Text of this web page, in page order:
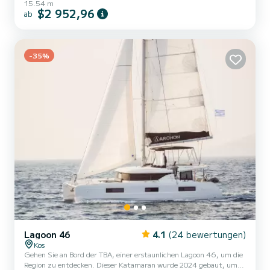
Kabinen mit allem Komfort und eine Kapazität von 10 Personen.
Mit einer Gesamtlänge von 16 Metern wird es Ihr perfekter
verfügt über 5 Toiletten mit...
15.54 m
ab $2 952,96
-35%
Lagoon 46 4.1 (24 bewertungen)
Kos
Gehen Sie an Bord der TBA, einer erstaunlichen Lagoon 46, um die
Region zu entdecken. Dieser Katamaran wurde 2024 gebaut, um